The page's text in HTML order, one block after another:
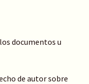
documentos u
de autor sobre